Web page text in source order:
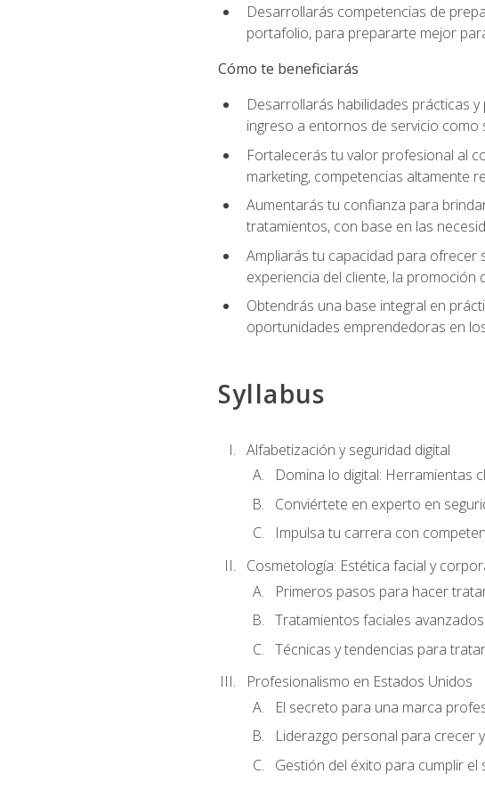
Desarrollarás competencias de
portafolio, para prepararte mejor
Cómo te beneficiarás
Desarrollarás habilidades prácticas
ingreso a entornos de servicio como
Fortalecerás tu valor profesional al
marketing, competencias altamente
Aumentarás tu confianza para
tratamientos, con base en las
Ampliarás tu capacidad para ofrecer
experiencia del cliente, la promoción
Obtendrás una base integral en
oportunidades emprendedoras en
Syllabus
Alfabetización y seguridad digital
Domina lo digital: Herramientas
Conviértete en experto en
Impulsa tu carrera con
Cosmetología: Estética facial y
Primeros pasos para hacer
Tratamientos faciales avanzados
Técnicas y tendencias para
Profesionalismo en Estados Unidos
El secreto para una marca
Liderazgo personal para crecer
Gestión del éxito para cumplir el